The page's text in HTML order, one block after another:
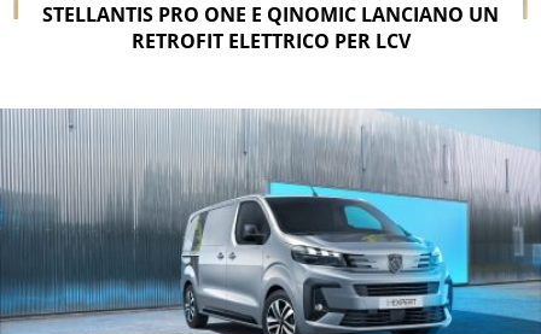
STELLANTIS PRO ONE E QINOMIC LANCIANO UN
RETROFIT ELETTRICO PER LCV